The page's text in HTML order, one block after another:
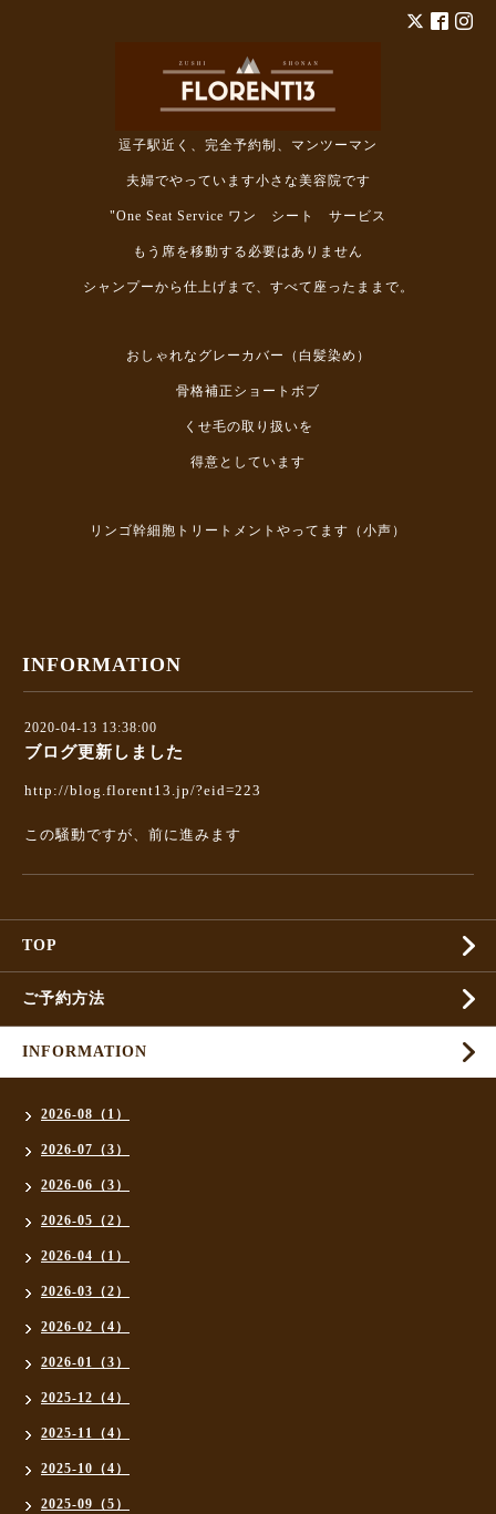
逗子駅近く、完全予約制、マンツーマン
夫婦でやっています小さな美容院です
"One Seat Service ワン シート サービス
もう席を移動する必要はありません
シャンプーから仕上げまで、すべて座ったままで。
おしゃれなグレーカバー（白髪染め）
骨格補正ショートボブ
くせ毛の取り扱いを
得意としています
リンゴ幹細胞トリートメントやってます（小声）
INFORMATION
2020-04-13 13:38:00
ブログ更新しました
http://blog.florent13.jp/?eid=223
この騒動ですが、前に進みます
TOP
ご予約方法
INFORMATION
2026-08（1）
2026-07（3）
2026-06（3）
2026-05（2）
2026-04（1）
2026-03（2）
2026-02（4）
2026-01（3）
2025-12（4）
2025-11（4）
2025-10（4）
2025-09（5）